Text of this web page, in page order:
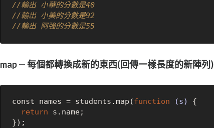
//輸出 小華的分數是40
//輸出 小美的分數是92
//輸出 阿強的分數是55
map — 每個都轉換成新的東西(回傳一樣長度的新陣列)
const names = students.map(function (s)
{
return s.name;
});